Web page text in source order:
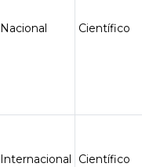
Nacional Científico
Internacional Científico